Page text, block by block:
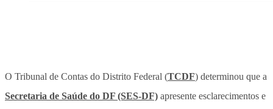
O Tribunal de Contas do Distrito Federal (TCDF) determinou que a
Secretaria de Saúde do DF (SES-DF) apresente esclarecimentos e